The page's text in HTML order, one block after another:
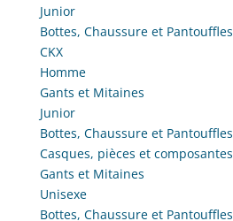
Junior
Bottes, Chaussure et Pantouffles
CKX
Homme
Gants et Mitaines
Junior
Bottes, Chaussure et Pantouffles
Casques, pièces et composantes
Gants et Mitaines
Unisexe
Bottes, Chaussure et Pantouffles